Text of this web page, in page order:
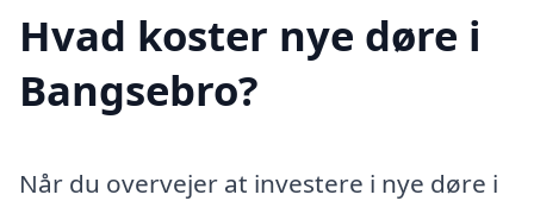
Hvad koster nye døre i
Bangsebro?
Når du overvejer at investere i nye døre i